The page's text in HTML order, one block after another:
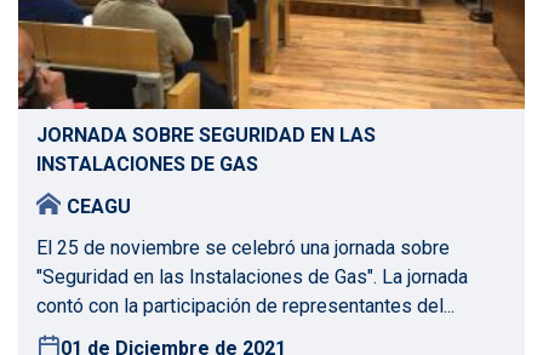
JORNADA SOBRE SEGURIDAD EN LAS
INSTALACIONES DE GAS
CEAGU
El 25 de noviembre se celebró una jornada sobre
"Seguridad en las Instalaciones de Gas". La jornada
contó con la participación de representantes del...
01 de Diciembre de 2021